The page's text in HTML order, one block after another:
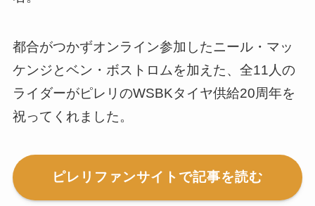
都合がつかずオンライン参加したニール・マッ
ケンジとベン・ボストロムを加えた、全11人の
ライダーがピレリのWSBKタイヤ供給20周年を
祝ってくれました。
ピレリファンサイトで記事を読む